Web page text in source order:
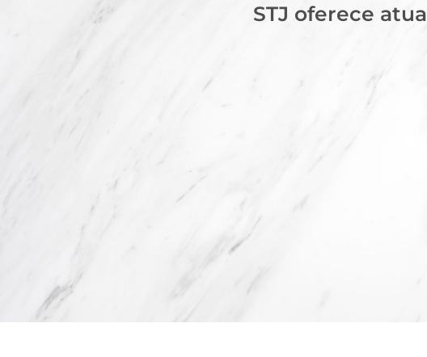
STJ oferece